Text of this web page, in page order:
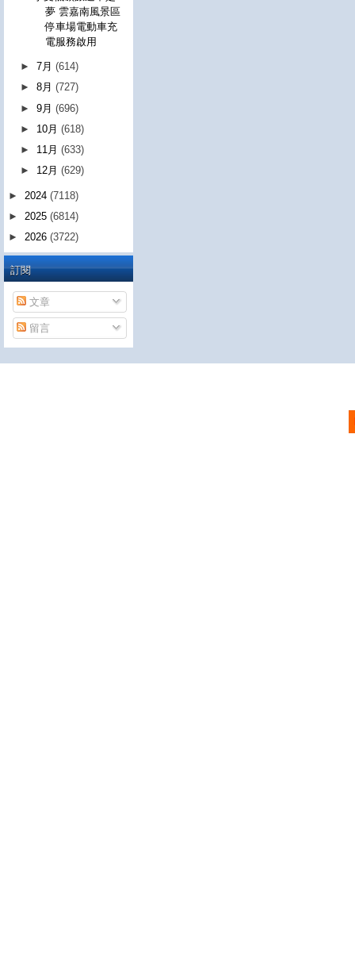
夢 雲嘉南風景區
停車場電動車充
電服務啟用
►7月(614)
►8月(727)
►9月(696)
► 10月(618)
► 11月(633)
► 12月(629)
► 2024 (7118)
► 2025 (6814)
► 2026 (3722)
訂閱
文章
留言